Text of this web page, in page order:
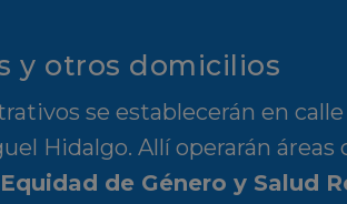
y otros domicilios
se establecerán en
Hidalgo. Allí operarán áreas
de Género y Salud